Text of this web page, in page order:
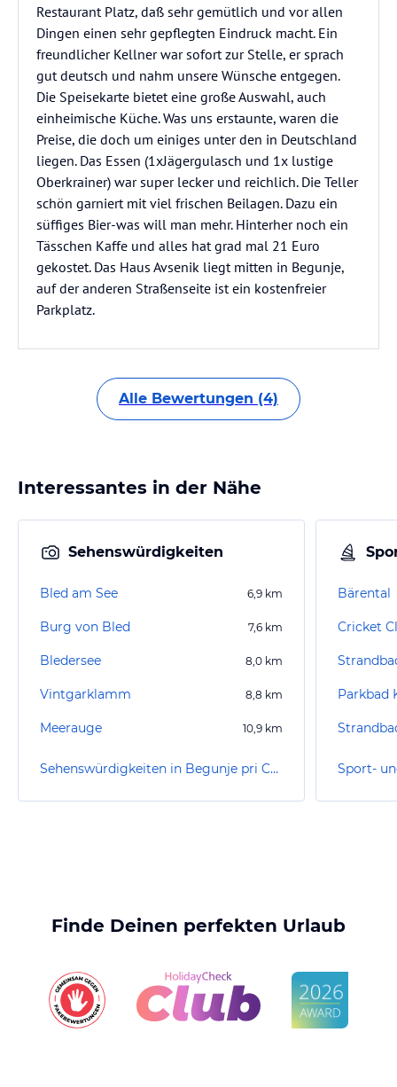
Restaurant Platz, daß sehr gemütlich und vor allen
Dingen einen sehr gepflegten Eindruck macht. Ein
freundlicher Kellner war sofort zur Stelle, er sprach
gut deutsch und nahm unsere Wünsche entgegen.
Die Speisekarte bietet eine große Auswahl, auch
einheimische Küche. Was uns erstaunte, waren die
Preise, die doch um einiges unter den in Deutschland
liegen. Das Essen (1xJägergulasch und 1x lustige
Oberkrainer) war super lecker und reichlich. Die Teller
schön garniert mit viel frischen Beilagen. Dazu ein
süffiges Bier-was will man mehr. Hinterher noch ein
Tässchen Kaffe und alles hat grad mal 21 Euro
gekostet. Das Haus Avsenik liegt mitten in Begunje,
auf der anderen Straßenseite ist ein kostenfreier
Parkplatz.
Alle Bewertungen (4)
Interessantes in der Nähe
Sehenswürdigkeiten
Bled am See 6,9 km
Burg von Bled 7,6 km
Bledersee 8,0 km
Vintgarklamm 8,8 km
Meerauge 10,9 km
Sehenswürdigkeiten in Begunje pri Cerknici
Bärental
Cricket
Parkbad
Finde Deinen perfekten Urlaub